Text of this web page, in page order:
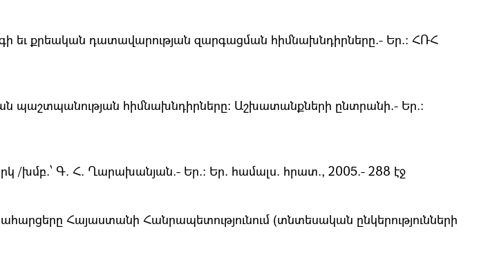
քրեական դատավարության զարգացման հիմնախնդիրները.- Եր.։ ՀՌՀ
պաշտպանության հիմնախնդիրները։ Աշխատանքների ընտրանի.- Եր.։
/խմբ.՝ Գ. Հ. Ղարախանյան.- Եր.։ Եր. համալս. հրատ., 2005.- 288 էջ
Հայաստանի Հանրապետությունում (տնտեսական ընկերությունների